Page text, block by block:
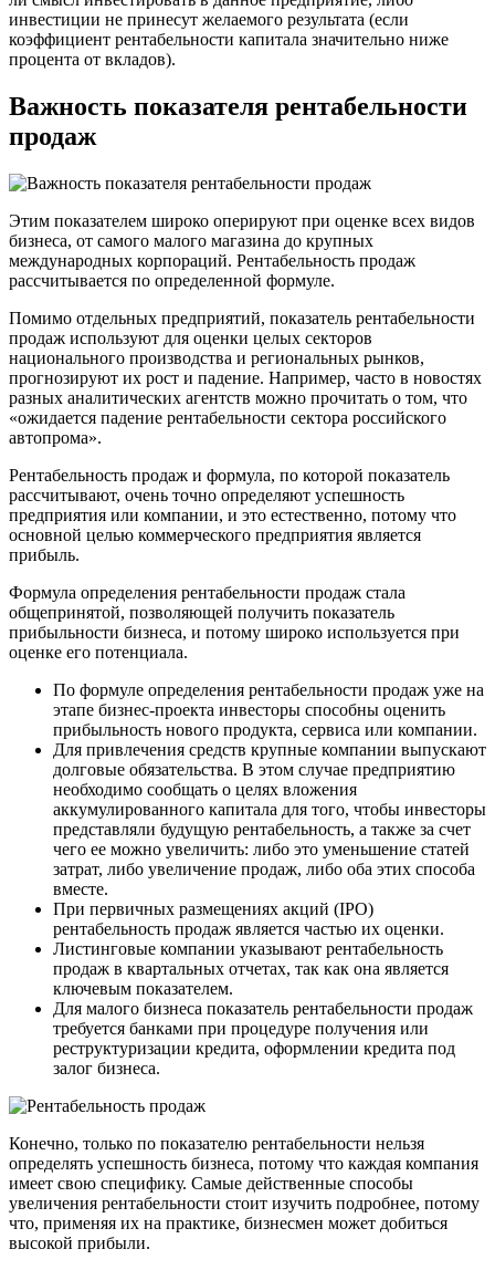
инвестиции не принесут желаемого результата (если
коэффициент рентабельности капитала значительно ниже
процента от вкладов).
Важность показателя рентабельности
продаж
Этим показателем широко оперируют при оценке всех видов
бизнеса, от самого малого магазина до крупных
международных корпораций. Рентабельность продаж
рассчитывается по определенной формуле.
Помимо отдельных предприятий, показатель рентабельности
продаж используют для оценки целых секторов
национального производства и региональных рынков,
прогнозируют их рост и падение. Например, часто в новостях
разных аналитических агентств можно прочитать о том, что
«ожидается падение рентабельности сектора российского
автопрома».
Рентабельность продаж и формула, по которой показатель
рассчитывают, очень точно определяют успешность
предприятия или компании, и это естественно, потому что
основной целью коммерческого предприятия является
прибыль.
Формула определения рентабельности продаж стала
общепринятой, позволяющей получить показатель
прибыльности бизнеса, и потому широко используется при
оценке его потенциала.
По формуле определения рентабельности продаж уже на
этапе бизнес-проекта инвесторы способны оценить
прибыльность нового продукта, сервиса или компании.
Для привлечения средств крупные компании выпускают
долговые обязательства. В этом случае предприятию
необходимо сообщать о целях вложения
аккумулированного капитала для того, чтобы инвесторы
представляли будущую рентабельность, а также за счет
чего ее можно увеличить: либо это уменьшение статей
затрат, либо увеличение продаж, либо оба этих способа
вместе.
При первичных размещениях акций (IPO)
рентабельность продаж является частью их оценки.
Листинговые компании указывают рентабельность
продаж в квартальных отчетах, так как она является
ключевым показателем.
Для малого бизнеса показатель рентабельности продаж
требуется банками при процедуре получения или
реструктуризации кредита, оформлении кредита под
залог бизнеса.
Конечно, только по показателю рентабельности нельзя
определять успешность бизнеса, потому что каждая компания
имеет свою специфику. Самые действенные способы
увеличения рентабельности стоит изучить подробнее, потому
что, применяя их на практике, бизнесмен может добиться
высокой прибыли.